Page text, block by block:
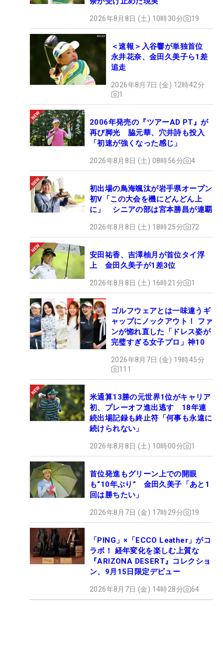
2026年8月8日 (土) 10時30分 19
＜速報＞入谷響が単独首位
永井花奈、金田久美子ら1差
追走
2026年8月7日 (金) 12時42分
1
2006年発売の『ツアーAD PT』が
再び脚光 脇元華、穴井詩も投入
「初速が強くなった感じ」
2026年8月8日 (土) 08時56分 4
初出場の鳥海颯汰が岩手県オープン
初V「この大会を機にどんどん上
に」 シニアの部は宮本勝昌が連覇
2026年8月8日 (土) 18時25分 72
安田祐香、吉澤柚月が首位タイ浮
上 金田久美子が1差3位
2026年8月8日 (土) 16時21分 1
ゴルフウェアとは一味違うギ
ャップにノックアウト！ ファ
ンが惚れ直した「ドレス姿が
完璧すぎる女子プロ」神10
2026年8月7日 (金) 19時45分
111
米通算13勝の元世界1位がキャリア
初、プレーオフ進出逃す 18年連
続出場記録も終止符「何事も永遠に
続けられない」
2026年8月8日 (土) 10時00分 1
首位発進もグリーン上での開眼
も“10年ぶり” 金田久美子「あと1
回は勝ちたい」
2026年8月7日 (金) 17時29分 19
「PING」×「ECCO Leather」がコ
ラボ！ 経年変化を楽しむ上質な
『ARIZONA DESERT』コレクショ
ン、9月15日限定デビュー
2026年8月7日 (金) 14時28分 64